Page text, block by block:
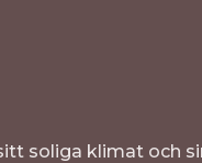
soliga klimat och